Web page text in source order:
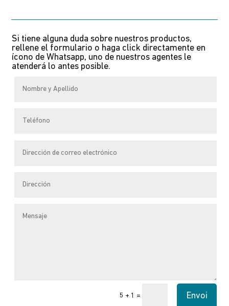
Si tiene alguna duda sobre nuestros productos,
rellene el formulario o haga click directamente en
ícono de Whatsapp, uno de nuestros agentes le
atenderá lo antes posible.
5 + 1 = Envoi